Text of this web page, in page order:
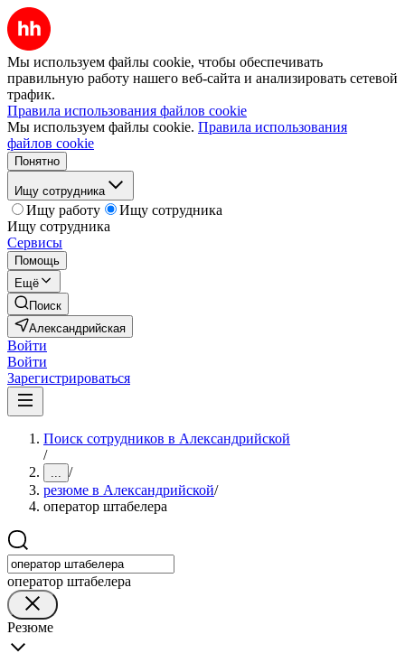
Мы используем файлы cookie, чтобы обеспечивать
правильную работу нашего веб-сайта и анализировать сетевой
трафик.
Правила использования файлов cookie
Мы используем файлы cookie. Правила использования
файлов cookie
Понятно
Ищу сотрудника
Ищу работу
Ищу сотрудника
Ищу сотрудника
Сервисы
Помощь
Ещё
Поиск
Александрийская
Войти
Войти
Зарегистрироваться
Поиск сотрудников в Александрийской
/
... /
резюме в Александрийской/
оператор штабелера
оператор штабелера
Резюме